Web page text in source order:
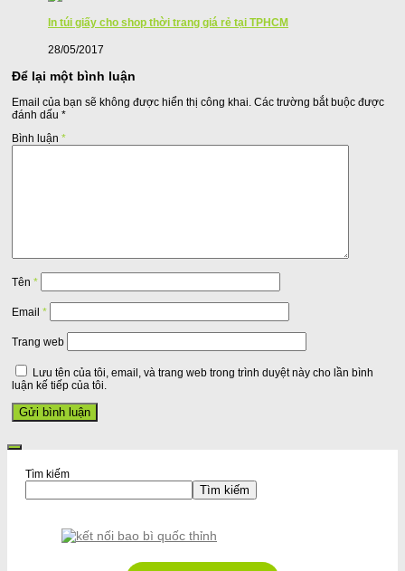
In túi giấy cho shop thời trang giá rẻ tại TPHCM
28/05/2017
Để lại một bình luận
Email của bạn sẽ không được hiển thị công khai. Các trường bắt buộc được
đánh dấu *
Bình luận *
Tên *
Email *
Trang web
Lưu tên của tôi, email, và trang web trong trình duyệt này cho lần bình
luận kế tiếp của tôi.
Tìm kiếm
Tìm kiếm